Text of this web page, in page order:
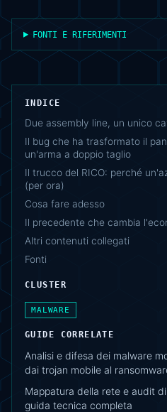
FONTI E RIFERIMENTI
INDICE
Due assembly line, un unico
Il bug che ha trasformato il
un'arma a doppio taglio
Il trucco del RICO: perché
(per ora)
Cosa fare adesso
Il precedente che cambia
Altri contenuti collegati
Fonti
CLUSTER
MALWARE
GUIDE CORRELATE
Analisi e difesa dei malware
dai trojan mobile al
Mappatura della rete e audit
guida tecnica completa